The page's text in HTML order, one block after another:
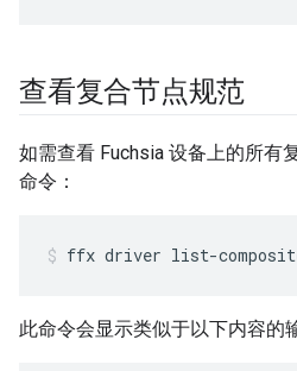
查看复合节点规范
如需查看 Fuchsia 设备上的所有
命令：
ffx driver list-
此命令会显示类似于以下内容的